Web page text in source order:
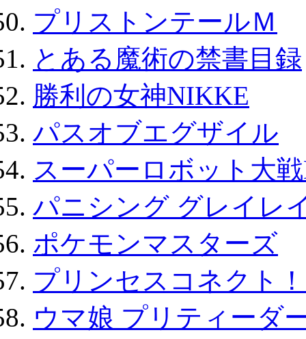
プリストンテールＭ
とある魔術の禁書目録
勝利の女神NIKKE
パスオブエグザイル
スーパーロボット大
パニシング グレイレ
ポケモンマスターズ
プリンセスコネクト
ウマ娘 プリティーダ